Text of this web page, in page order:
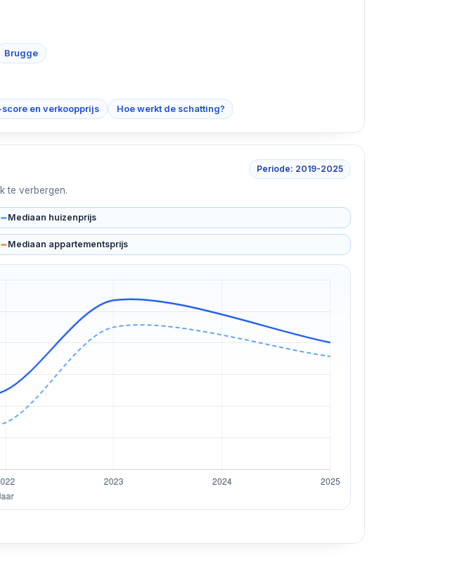
Brugge
score en verkoopprijs Hoe werkt de schatting?
te verbergen.
Periode: 2019-2025
Mediaan huizenprijs
Mediaan appartementsprijs